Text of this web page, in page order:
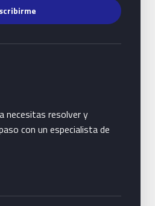
necesitas resolver y
con un especialista de